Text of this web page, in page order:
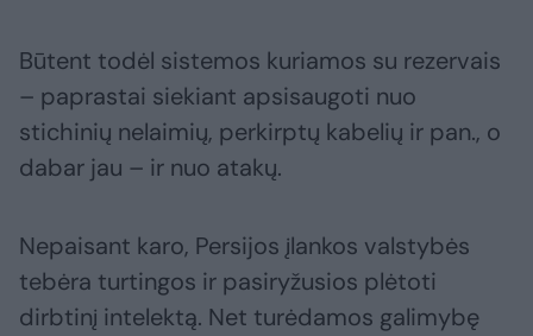
Būtent todėl sistemos kuriamos su rezervais
– paprastai siekiant apsisaugoti nuo
stichinių nelaimių, perkirptų kabelių ir pan., o
dabar jau – ir nuo atakų.
Nepaisant karo, Persijos įlankos valstybės
tebėra turtingos ir pasiryžusios plėtoti
dirbtinį intelektą. Net turėdamos galimybę